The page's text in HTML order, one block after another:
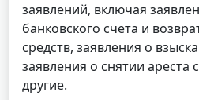
заявлений, включая
банковского счета и
средств, заявления о
заявления о снятии ареста
другие.